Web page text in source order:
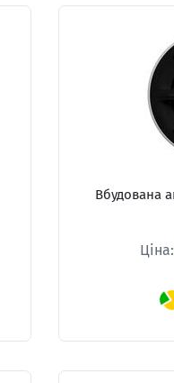
Вбудована
Ціна: